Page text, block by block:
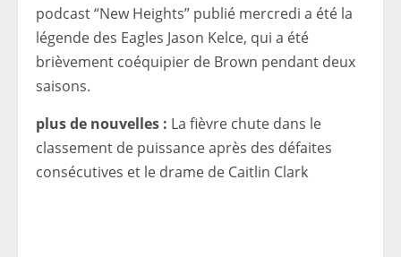
podcast “New Heights” publié mercredi a été la
légende des Eagles Jason Kelce, qui a été
brièvement coéquipier de Brown pendant deux
saisons.
plus de nouvelles : La fièvre chute dans le
classement de puissance après des défaites
consécutives et le drame de Caitlin Clark